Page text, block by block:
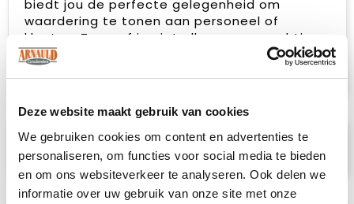
Deze website maakt gebruik van cookies
We gebruiken cookies om content en advertenties te
personaliseren, om functies voor social media te bieden
en om ons websiteverkeer te analyseren. Ook delen we
informatie over uw gebruik van onze site met onze
biedt jou de perfecte gelegenheid om
waardering te tonen aan personeel of
klanten. Zo geef je niet alleen een prachtig
en fris geurend cadeau, maar ook een
herinnering waar men lang van geniet.
Specificaties